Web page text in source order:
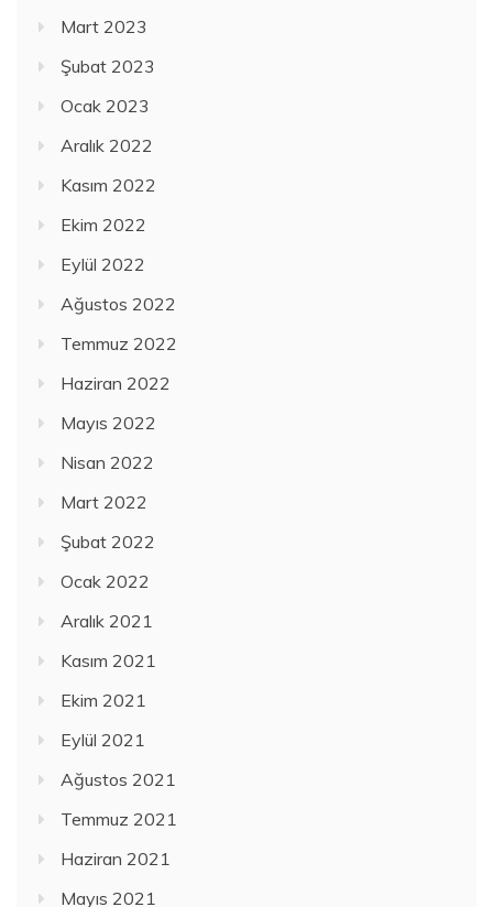
Mart 2023
Şubat 2023
Ocak 2023
Aralık 2022
Kasım 2022
Ekim 2022
Eylül 2022
Ağustos 2022
Temmuz 2022
Haziran 2022
Mayıs 2022
Nisan 2022
Mart 2022
Şubat 2022
Ocak 2022
Aralık 2021
Kasım 2021
Ekim 2021
Eylül 2021
Ağustos 2021
Temmuz 2021
Haziran 2021
Mayıs 2021